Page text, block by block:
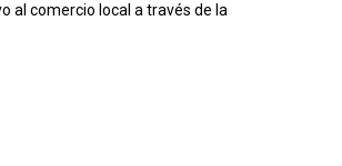
al comercio local a través de la